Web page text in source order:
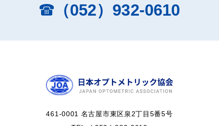
（052）932-0610
461-0001 名古屋市東区泉2丁目5番5号